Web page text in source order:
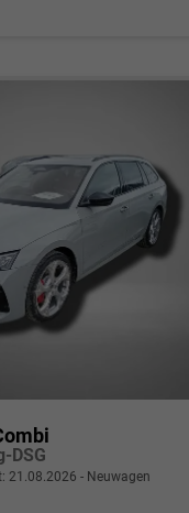
DSG
21.08.2026 Neuwagen